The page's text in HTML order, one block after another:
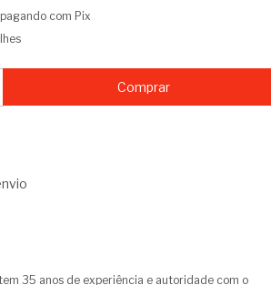
pagando com Pix
35 anos de experiência e autoridade com o